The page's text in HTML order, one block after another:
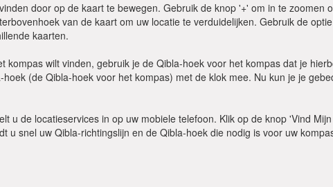
door op de kaart te bewegen. Gebruik de knop '+' om in te zoomen
van de kaart om uw locatie te verduidelijken. Gebruik de
kaarten.
kompas wilt vinden, gebruik je de Qibla-hoek voor het kompas dat je
(de Qibla-hoek voor het kompas) met de klok mee. Nu kun je je
u de locatieservices in op uw mobiele telefoon. Klik op de knop 'Vind
u snel uw Qibla-richtingslijn en de Qibla-hoek die nodig is voor uw